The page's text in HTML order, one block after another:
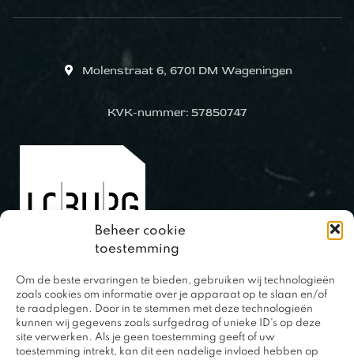
Beheer cookie
toestemming
Om de beste ervaringen te bieden, gebruiken wij technologieën
zoals cookies om informatie over je apparaat op te slaan en/of
te raadplegen. Door in te stemmen met deze technologieën
kunnen wij gegevens zoals surfgedrag of unieke ID's op deze
site verwerken. Als je geen toestemming geeft of uw
toestemming intrekt, kan dit een nadelige invloed hebben op
Molenstraat 6, 6701 DM Wageningen
KVK-nummer: 57850747
0317 – 420848